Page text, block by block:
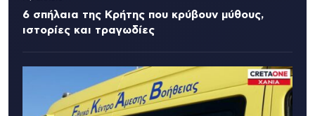
6 σπήλαια της Κρήτης που κρύβουν μύθους,
ιστορίες και τραγωδίες